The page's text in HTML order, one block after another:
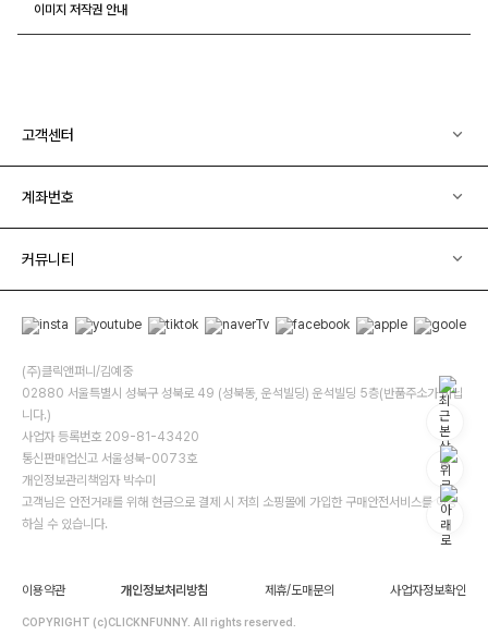
이미지 저작권 안내
고객센터
계좌번호
커뮤니티
(주)클릭앤퍼니/김예중
02880 서울특별시 성북구 성북로 49 (성북동, 운석빌딩) 운석빌딩 5층(반품주소가 아닙
니다.)
사업자 등록번호 209-81-43420
통신판매업신고 서울성북-0073호
개인정보관리책임자 박수미
고객님은 안전거래를 위해 현금으로 결제 시 저희 소핑몰에 가입한 구매안전서비스를 이용
하실 수 있습니다.
이용약관 개인정보처리방침 제휴/도매문의 사업자정보확인
COPYRIGHT (c)CLICKNFUNNY. All rights reserved.